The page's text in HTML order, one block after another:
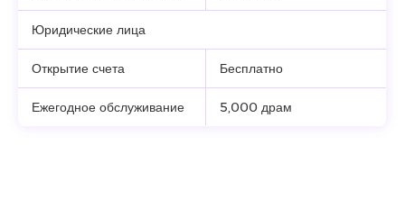
Юридические лица
Открытие счета Бесплатно
Ежегодное обслуживание 5,000 драм